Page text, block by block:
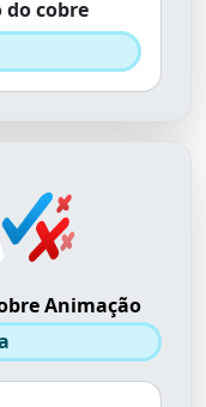
do cobre
Animação